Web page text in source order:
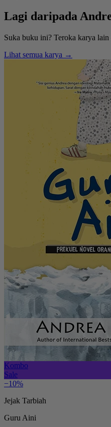
Lagi daripada
Suka buku ini? Teroka karya lain
Lihat semua karya →
Kombo
Sale
−10%
Jejak Tarbiah
Guru Aini